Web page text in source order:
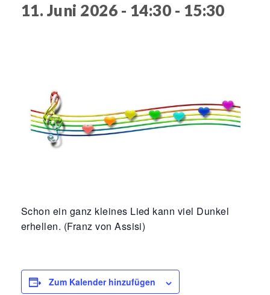
11. Juni 2026 - 14:30 - 15:30
Schon ein ganz kleines Lied kann viel Dunkel
erhellen. (Franz von Assisi)
Zum Kalender hinzufügen